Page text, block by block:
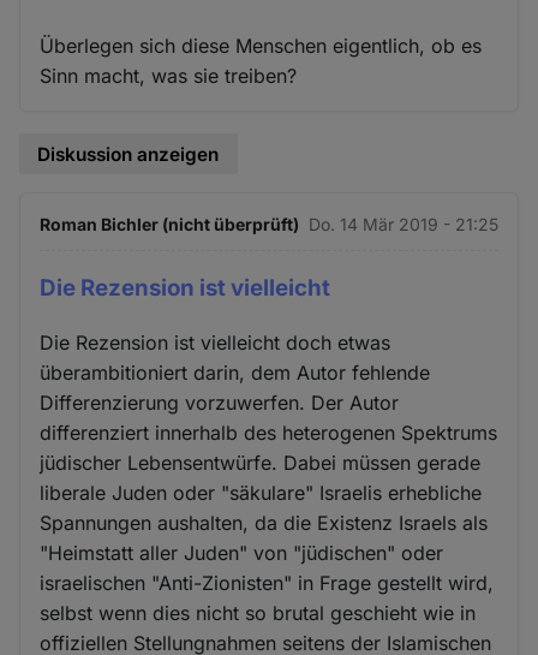
Überlegen sich diese Menschen eigentlich, ob es
Sinn macht, was sie treiben?
Diskussion anzeigen
Roman Bichler (nicht überprüft) Do. 14 Mär 2019 - 21:25
Die Rezension ist vielleicht
Die Rezension ist vielleicht doch etwas
überambitioniert darin, dem Autor fehlende
Differenzierung vorzuwerfen. Der Autor
differenziert innerhalb des heterogenen Spektrums
jüdischer Lebensentwürfe. Dabei müssen gerade
liberale Juden oder "säkulare" Israelis erhebliche
Spannungen aushalten, da die Existenz Israels als
"Heimstatt aller Juden" von "jüdischen" oder
israelischen "Anti-Zionisten" in Frage gestellt wird,
selbst wenn dies nicht so brutal geschieht wie in
offiziellen Stellungnahmen seitens der Islamischen